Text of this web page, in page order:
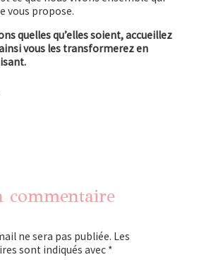
vous propose.
quelles qu’elles soient, accueillez
vous les transformerez en
commentaire
ne sera pas publiée. Les
sont indiqués avec *